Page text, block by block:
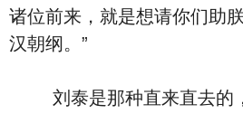
诸位前来，就是想请你们助
汉朝纲。”
刘泰是那种直来直去的